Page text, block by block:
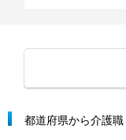
都道府県から介護